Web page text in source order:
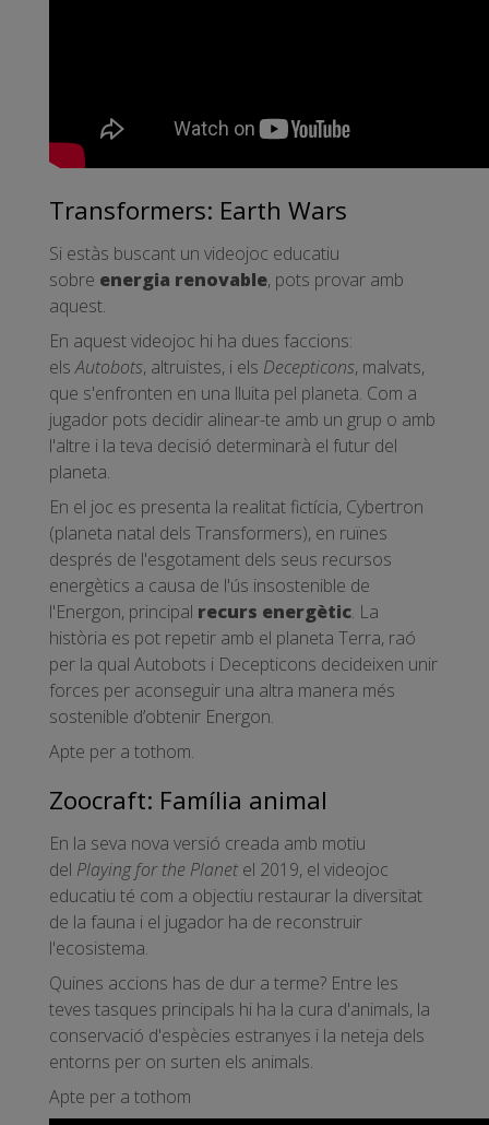
Transformers: Earth Wars
Si estàs buscant un videojoc educatiu
sobre energia renovable, pots provar amb
aquest.
En aquest videojoc hi ha dues faccions:
elsAutobots, altruistes, i els Decepticons, malvats,
que s'enfronten en una lluita pel planeta. Com a
jugador pots decidir alinear-te amb un grup o amb
l'altre i la teva decisió determinarà el futur del
planeta.
En el joc es presenta la realitat fictícia, Cybertron
(planeta natal dels Transformers), en ruïnes
després de l'esgotament dels seus recursos
energètics a causa de l'ús insostenible de
l'Energon, principal recurs energètic. La
història es pot repetir amb el planeta Terra, raó
per la qual Autobots i Decepticons decideixen unir
forces per aconseguir una altra manera més
sostenible d’obtenir Energon.
Apte per a tothom.
Zoocraft: Família animal
En la seva nova versió creada amb motiu
del Playing for the Planetel 2019, el videojoc
educatiu té com a objectiu restaurar la diversitat
de la fauna i el jugador ha de reconstruir
l'ecosistema.
Quines accions has de dur a terme? Entre les
teves tasques principals hi ha la cura d'animals, la
conservació d'espècies estranyes i la neteja dels
entorns per on surten els animals.
Apte per a tothom